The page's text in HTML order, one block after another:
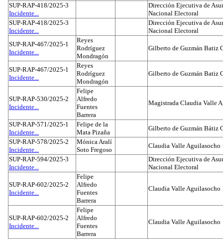
SUP-RAP-418/2025-3
Incidente...
Dirección Ejecutiva de
Nacional Electoral
SUP-RAP-418/2025-3
Incidente...
Dirección Ejecutiva de
Nacional Electoral
SUP-RAP-467/2025-1
Incidente...
Reyes
Rodríguez
Mondragón
Gilberto de Guzmán Batiz
SUP-RAP-467/2025-1
Incidente...
Reyes
Rodríguez
Mondragón
Gilberto de Guzmán Batiz
SUP-RAP-530/2025-2
Incidente...
Felipe
Alfredo
Fuentes
Barrera
Magistrada Claudia Valle
SUP-RAP-571/2025-1
Incidente...
Felipe de la
Mata Pizaña
Gilberto de Guzmán Bátiz
SUP-RAP-578/2025-2
Incidente...
Mónica Aralí
Soto Fregoso
Claudia Valle Aguilasocho
SUP-RAP-594/2025-3
Incidente...
Dirección Ejecutiva de
Nacional Electoral
SUP-RAP-602/2025-2
Incidente...
Felipe
Alfredo
Fuentes
Barrera
Claudia Valle Aguilasocho
SUP-RAP-602/2025-2
Incidente...
Felipe
Alfredo
Fuentes
Barrera
Claudia Valle Aguilasocho